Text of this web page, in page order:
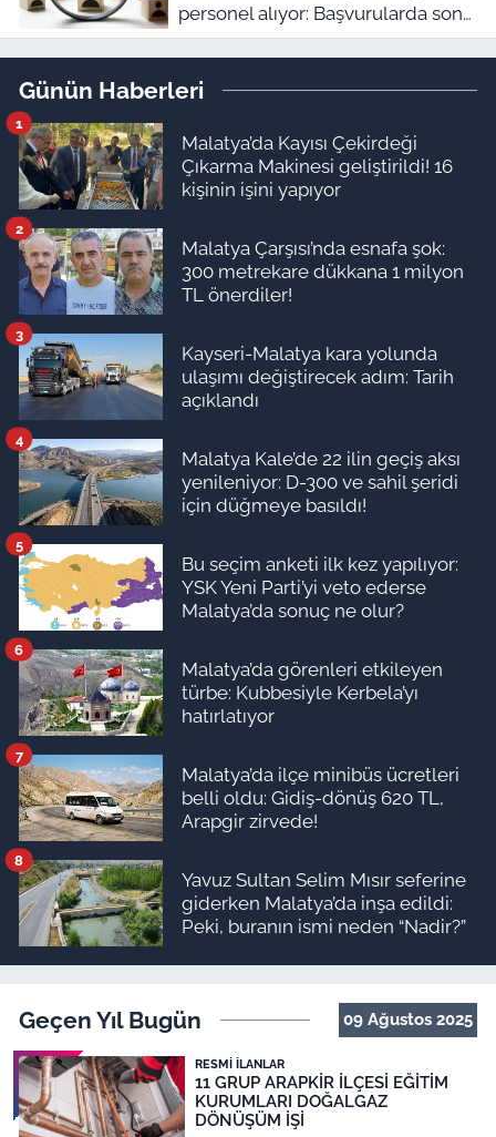
personel alıyor: Başvurularda son
gün bugün!
Günün Haberleri
Malatya’da Kayısı Çekirdeği
Çıkarma Makinesi geliştirildi! 16
kişinin işini yapıyor
1
Malatya Çarşısı’nda esnafa şok:
300 metrekare dükkana 1 milyon
TL önerdiler!
2
Kayseri-Malatya kara yolunda
ulaşımı değiştirecek adım: Tarih
açıklandı
3
Malatya Kale’de 22 ilin geçiş aksı
yenileniyor: D-300 ve sahil şeridi
için düğmeye basıldı!
4
Bu seçim anketi ilk kez yapılıyor:
YSK Yeni Parti’yi veto ederse
Malatya’da sonuç ne olur?
5
Malatya’da görenleri etkileyen
türbe: Kubbesiyle Kerbela’yı
hatırlatıyor
6
Malatya’da ilçe minibüs ücretleri
belli oldu: Gidiş-dönüş 620 TL,
Arapgir zirvede!
7
Yavuz Sultan Selim Mısır seferine
giderken Malatya’da inşa edildi:
Peki, buranın ismi neden “Nadir?”
8
Geçen Yıl Bugün 09 Ağustos 2025
RESMI İLANLAR
11 GRUP ARAPKİR İLÇESİ EĞİTİM
KURUMLARI DOĞALGAZ
DÖNÜŞÜM İŞİ